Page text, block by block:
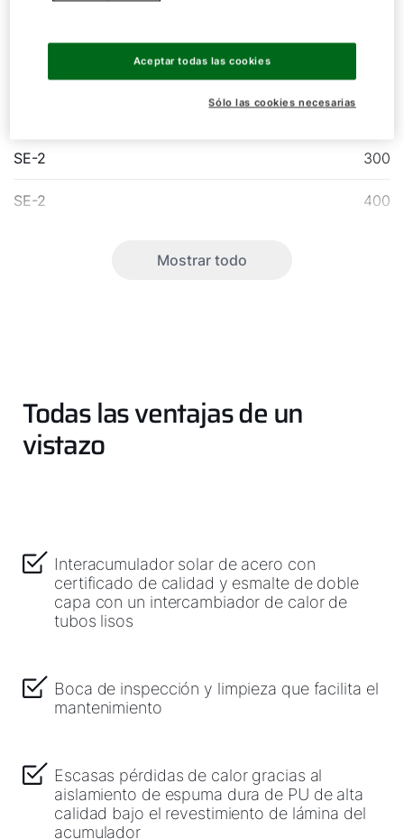
SE-2 300
SE-2 400
Mostrar todo
Todas las ventajas de un
vistazo
Interacumulador solar de acero con
certificado de calidad y esmalte de doble
capa con un intercambiador de calor de
tubos lisos
Boca de inspección y limpieza que facilita el
mantenimiento
Escasas pérdidas de calor gracias al
aislamiento de espuma dura de PU de alta
calidad bajo el revestimiento de lámina del
acumulador
Servicio al cliente
Important Links
Descargas
Servicio App
Sólo las cookies necesarias
Aceptar todas las cookies